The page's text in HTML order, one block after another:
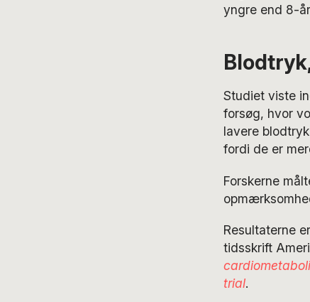
yngre end 8-
Studiet viste
forsøg, hvor
lavere
fordi de er
Forskerne
Resultaterne
tidsskrift
trial.